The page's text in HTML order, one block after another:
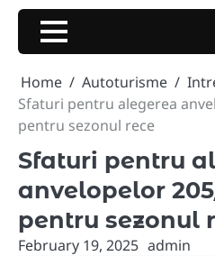
Skip
content
Home
Autoturisme
Sfaturi pentru alegerea
pentru sezonul rece
Sfaturi pentru
anvelopelor
pentru sezonul
February 19, 2025 admin